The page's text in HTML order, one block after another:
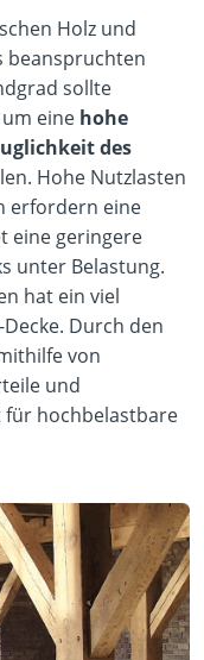
Holz und
beanspruchten
sollte
eine hohe
des
Hohe Nutzlasten
erfordern eine
eine geringere
unter Belastung.
hat ein viel
Durch den
von
und
für hochbelastbare